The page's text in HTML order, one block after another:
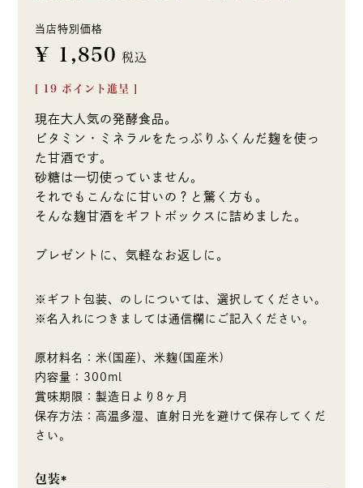
当店特別価格
¥ 1,850 税込
19 ポイント進呈 ]
現在大人気の発酵食品。
ビタミン・ミネラルをたっぷりふくんだ麹を使っ
た甘酒です。
砂糖は一切使っていません。
それでもこんなに甘いの？と驚く方も。
そんな麹甘酒をギフトボックスに詰めました。
プレゼントに、気軽なお返しに。
※ギフト包装、のしについては、選択してください。
※名入れにつきましては通信欄にご記入ください。
原材料名：米(国産)、米麹(国産米)
内容量：300ml
賞味期限：製造日より8ヶ月
保存方法：高温多湿、直射日光を避けて保存してくだ
さい。
包装